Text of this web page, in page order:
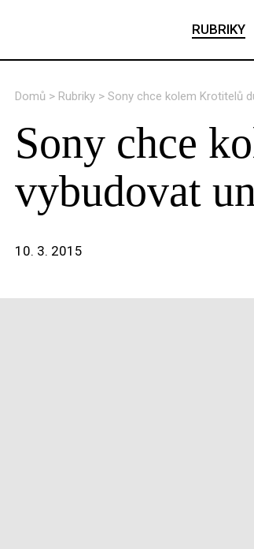
RUBRIKY
Domů > Rubriky > Sony chce kolem Krotitelů
Sony chce
vybudovat
10. 3. 2015